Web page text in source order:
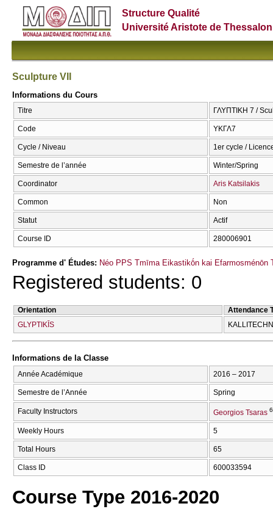
Structure Qualité
Université Aristote de
Sculpture VII
Informations du Cours
Titre ΓΛΥΠΤΙΚΗ 7 /
Code ΥΚΓΛ7
Cycle / Niveau 1er cycle /
Semestre de l’année Winter/Spring
Coordinator Aris Katsilakis
Common Non
Statut Actif
Course ID 280006901
Programme d' Études: Néo PPS Tmīma Eikastikṓn kai Efarmosménōn
Registered students: 0
Orientation
Attendance
GLYPTIKĪS
Informations de la Classe
Année Académique 2016 – 2017
Semestre de l’Année Spring
Faculty Instructors Georgios Tsaras
Weekly Hours 5
Total Hours 65
Class ID 600033594
Course Type 2016-2020